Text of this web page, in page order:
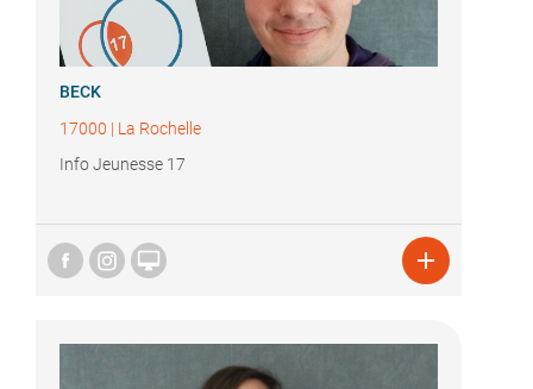
BECK
17000 | La Rochelle
Info Jeunesse 17
 